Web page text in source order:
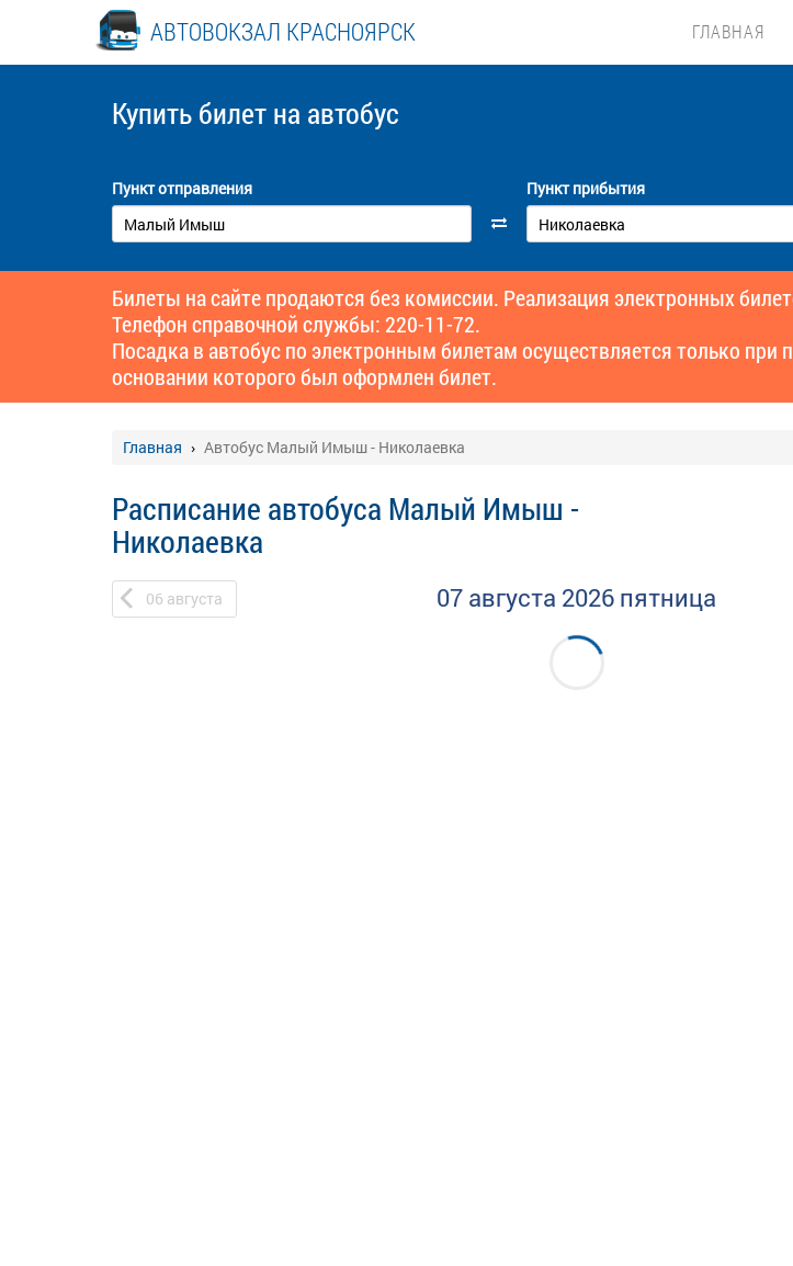
АВТОВОКЗАЛ КРАСНОЯРСК ГЛАВНАЯ
Купить билет на автобус
Пункт отправления Пункт прибытия
Билеты на сайте продаются без комиссии. Реализация электронных
Телефон справочной службы: 220-11-72.
Посадка в автобус по электронным билетам осуществляется только
основании которого был оформлен билет.
Главная Автобус Малый Имыш - Николаевка
Расписание автобуса Малый Имыш -
Николаевка
06 августа 07 августа 2026 пятница